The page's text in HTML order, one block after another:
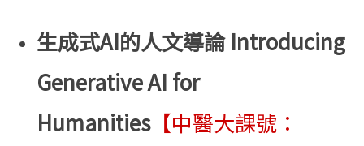
生成式AI的人文導論 Introducing
Generative AI for
Humanities【中醫大課號：